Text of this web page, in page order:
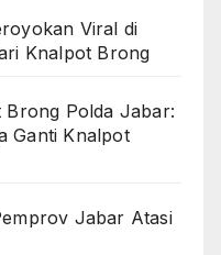
Viral di
Knalpot Brong
Brong Polda Jabar:
Ganti Knalpot
Jabar Atasi